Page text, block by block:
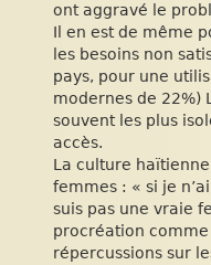
ont aggravé le
Il en est de même
les besoins non
pays, pour une
modernes de 22%)
souvent les plus
accès.
La culture
femmes : « si je
suis pas une vraie
procréation
répercussions sur